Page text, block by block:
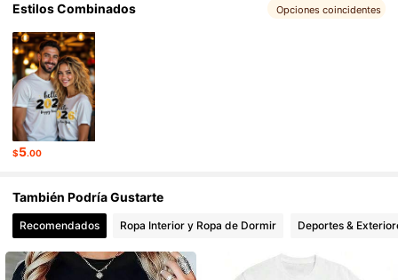
4.87 1.9M Seguidores
4.87 1.9M Seguidores
Estilos Combinados Opciones coincidentes
$5.00
También Podría Gustarte
Recomendados Ropa Interior y Ropa de Dormir Deportes &